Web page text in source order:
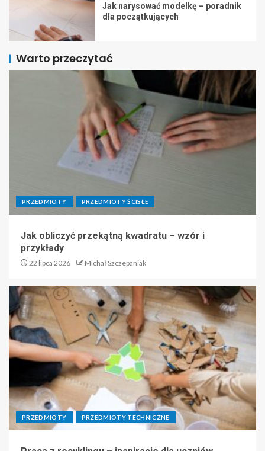
Jak narysować modelkę – poradnik
dla początkujących
Warto przeczytać
PRZEDMIOTY PRZEDMIOTY ŚCISŁE
Jak obliczyć przekątną kwadratu – wzór i
przykłady
22 lipca 2026 Michał Szczepaniak
PRZEDMIOTY PRZEDMIOTY TECHNICZNE